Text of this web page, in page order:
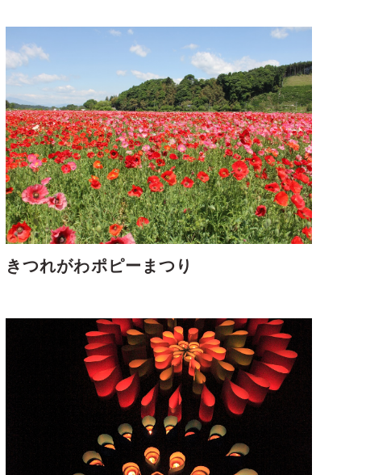
きつれがわポピーまつり